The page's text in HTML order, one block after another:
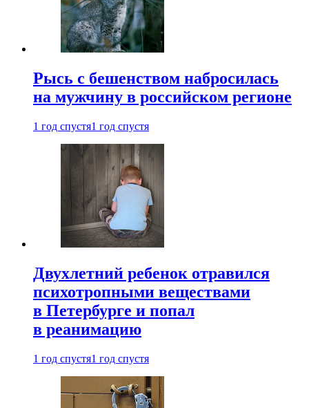
Рысь с бешенством набросилась
на мужчину в российском регионе
1 год спустя1 год спустя
Двухлетний ребенок отравился
психотропными веществами
в Петербурге и попал
в реанимацию
1 год спустя1 год спустя